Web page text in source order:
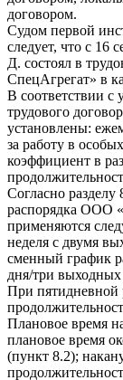
договором.
Судом первой
следует, что с 16
Д. состоял в
СпецАгрегат» в
В соответствии с
трудового
установлены:
за работу в
коэффициент в
Согласно
распорядка ООО
применяются
неделя с двумя
сменный график
дня/три
При пятидневной
Плановое время
плановое время
(пункт 8.2);